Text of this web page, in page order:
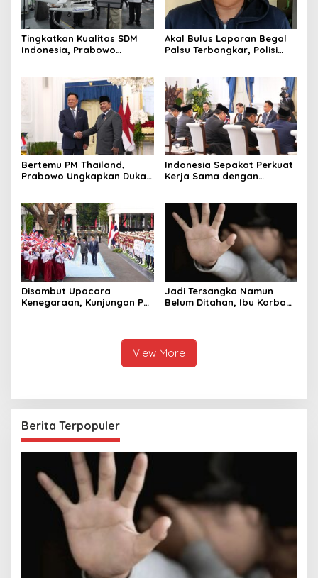
Tingkatkan Kualitas SDM
Indonesia, Prabowo
Terbaik Dunia
Akal Bulus Laporan Begal
Palsu Terbongkar, Polisi
Bertemu PM Thailand,
Prabowo Ungkapkan Duka
Raja Thailand
Indonesia Sepakat Perkuat
Kerja Sama dengan
Disambut Upacara
Kenegaraan, Kunjungan PM
Jadi Tersangka Namun
Belum Ditahan, Ibu Korban
Anaknya Hamil
View More
Berita Terpopuler